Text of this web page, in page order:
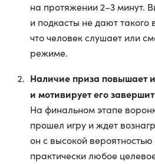
на протяжении 2–3 минут.
и подкасты не дают такого
что человек слушает или
режиме.
Наличие приза повышает
и мотивирует его
На финальном этапе
прошел игру и ждет
он с высокой
практически любое